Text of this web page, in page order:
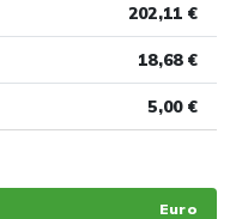
202,11 €
18,68 €
5,00 €
Euro